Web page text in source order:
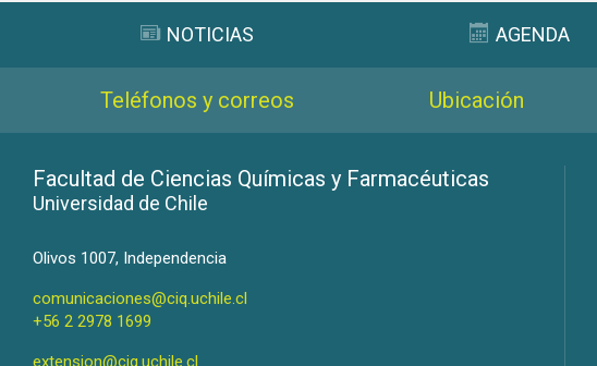
NOTICIAS AGENDA
Teléfonos y correos Ubicación
Facultad de Ciencias Químicas y Farmacéuticas
Universidad de Chile
Olivos 1007, Independencia
comunicaciones@ciq.uchile.cl
+56 2 2978 1699
extension@ciq.uchile.cl